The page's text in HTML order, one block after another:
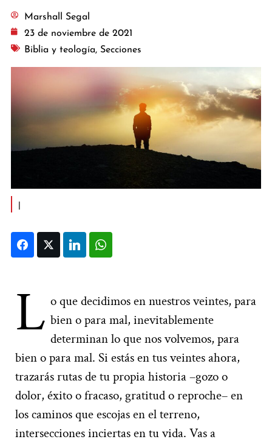
Marshall Segal
23 de noviembre de 2021
Biblia y teología, Secciones
FacebookTwitter LinkedIn
L o que decidimos en nuestros veintes, para
bien o para mal, inevitablemente
determinan lo que nos volvemos, para
bien o para mal. Si estás en tus veintes ahora,
trazarás rutas de tu propia historia –gozo o
dolor, éxito o fracaso, gratitud o reproche– en
los caminos que escojas en el terreno,
intersecciones inciertas en tu vida. Vas a